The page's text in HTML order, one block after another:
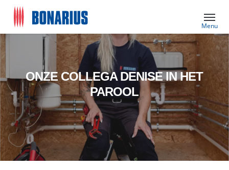
main
Menu
ONZE COLLEGA DENISE IN HET
PAROOL